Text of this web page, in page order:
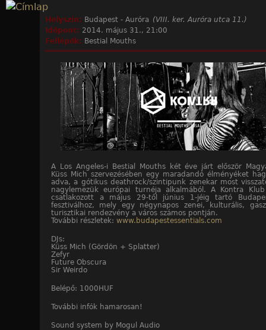
Helyszín: Budapest - Auróra (VIII. ker. Auróra utca 11.)
Időpont: 2014. május 31., 21:00
Fellépők: Bestial Mouths
A Los Angeles-i Bestial Mouths két éve járt először
Küss Mich szervezésében egy maradandó élményéket
adva, a gótikus deathrock/szintipunk zenekar most
nagylemezük európai turnéja alkalmából. A Kontra
csatlakozott a május 29-től június 1-jéig tartó
fesztiválhoz, mely egy négynapos zenei, kulturális,
turisztikai rendezvény a város számos pontján.
További részletek: www.budapestessentials.com
DJs:
Küss Mich (Gördön + Splatter)
Zefyr
Future Obscura
Sir Weirdo
Belépő: 1000HUF
További infók hamarosan!
Sound system by Mogul Audio